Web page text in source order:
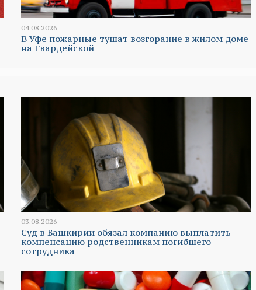
04.08.2026
В Уфе пожарные тушат возгорание в жилом доме
на Гвардейской
03.08.2026
Суд в Башкирии обязал компанию выплатить
компенсацию родственникам погибшего
сотрудника